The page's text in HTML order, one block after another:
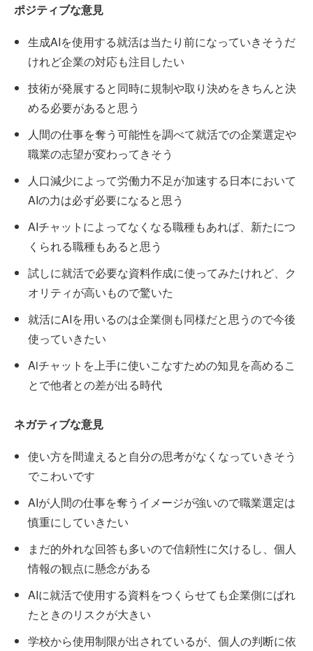
ポジティブな意見
生成AIを使用する就活は当たり前になっていきそうだ
けれど企業の対応も注目したい
技術が発展すると同時に規制や取り決めをきちんと決
める必要があると思う
人間の仕事を奪う可能性を調べて就活での企業選定や
職業の志望が変わってきそう
人口減少によって労働力不足が加速する日本において
AIの力は必ず必要になると思う
AIチャットによってなくなる職種もあれば、新たにつ
くられる職種もあると思う
試しに就活で必要な資料作成に使ってみたけれど、ク
オリティが高いもので驚いた
就活にAIを用いるのは企業側も同様だと思うので今後
使っていきたい
Aiチャットを上手に使いこなすための知見を高めるこ
とで他者との差が出る時代
ネガティブな意見
使い方を間違えると自分の思考がなくなっていきそう
でこわいです
AIが人間の仕事を奪うイメージが強いので職業選定は
慎重にしていきたい
まだ的外れな回答も多いので信頼性に欠けるし、個人
情報の観点に懸念がある
AIに就活で使用する資料をつくらせても企業側にばれ
たときのリスクが大きい
学校から使用制限が出されているが、個人の判断に依